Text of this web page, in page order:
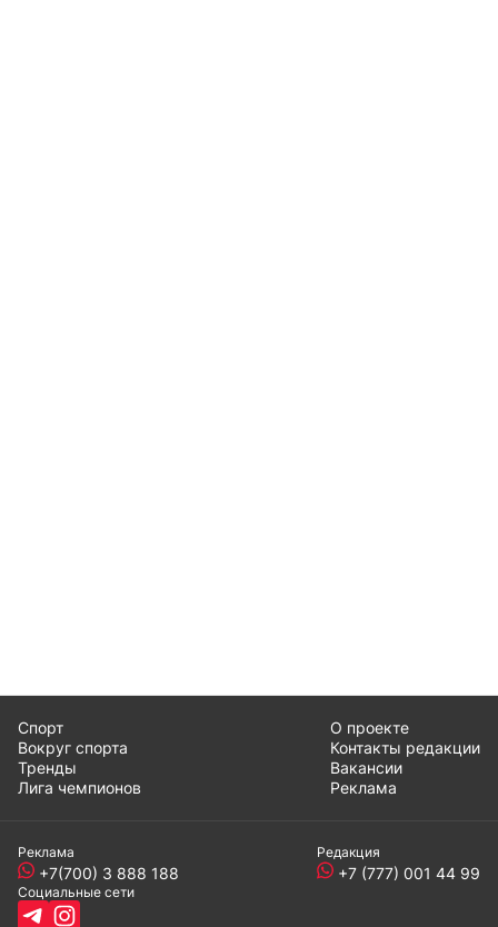
Спорт
Вокруг спорта
Тренды
Лига чемпионов
О проекте
Контакты редакции
Вакансии
Реклама
Реклама
+7(700) 3 888 188
Редакция
+7 (777) 001 44 99
Социальные сети